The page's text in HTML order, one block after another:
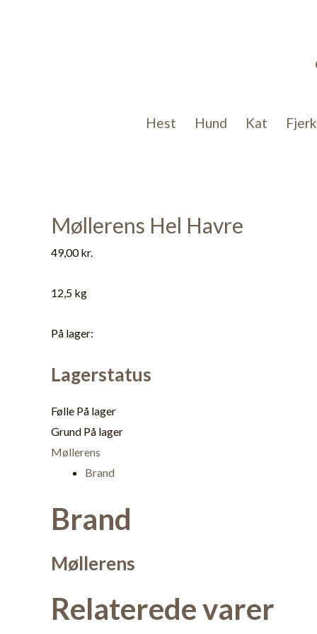
Hest Hund Kat
Møllerens Hel Havre
49,00kr.
12,5 kg
På lager:
Lagerstatus
Følle På lager
Grund På lager
Møllerens
Brand
Brand
Møllerens
Relaterede varer